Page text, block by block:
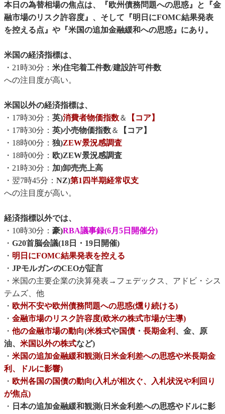
本日の為替相場の焦点は、『欧州債務問題への思惑』と『金
融市場のリスク許容度』、そして『明日にFOMC結果発表
を控える点』や『米国の追加金融緩和への思惑』にあり。
米国の経済指標は、
・21時30分： 米)住宅着工件数/建設許可件数
への注目度が高い。
米国以外の経済指標は、
・17時30分： 英)消費者物価指数＆
【コア】
・17時30分： 英)小売物価指数＆
【コア】
・18時00分： 独)ZEW景況感調査
・18時00分： 欧)ZEW景況感調査
・21時30分： 加)卸売売上高
・翌7時45分： NZ)第1四半期経常収支
への注目度が高い。
経済指標以外では、
・10時30分： 豪)RBA議事録(6月5日開催分)
・ G20首脳会議(18日・19日開催)
・ 明日にFOMC結果発表を控える
・ JPモルガンのCEOが証言
・米国の主要企業の決算発表→フェデックス、アドビ・シス
テムズ、他
・ 欧州不安や欧州債務問題への思惑(燻り続ける)
・ 金融市場のリスク許容度(欧米の株式市場が主導)
・ 他の金融市場の動向(米株式や国債・ 長期金利 、金、原
油、 米国以外の株式など)
・ 米国の追加金融緩和観測(日米金利差への思惑や米長期金
利、ドルに影響)
・ 欧州各国の国債の動向(入札が相次ぐ、入札状況や利回り
が焦点)
・ 日本の追加金融緩和観測(日米金利差への思惑やドルに影